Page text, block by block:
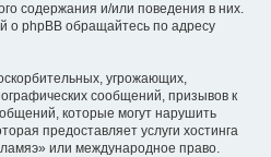
содержания и/или поведения в них.
о phpBB обращайтесь по адресу
угрожающих,
сообщений, призывов к
которые могут нарушить
предоставляет услуги хостинга
или международное право.